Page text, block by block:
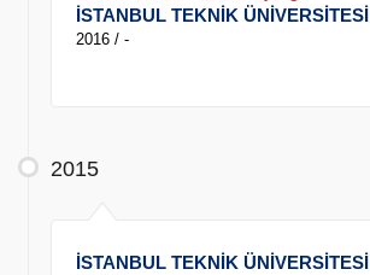
İSTANBUL TEKNİK ÜNİVERSİTESİ
2016 / -
2015
İSTANBUL TEKNİK ÜNİVERSİTESİ